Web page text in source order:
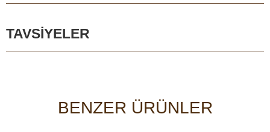
TAVSIYELER
BENZER ÜRÜNLER